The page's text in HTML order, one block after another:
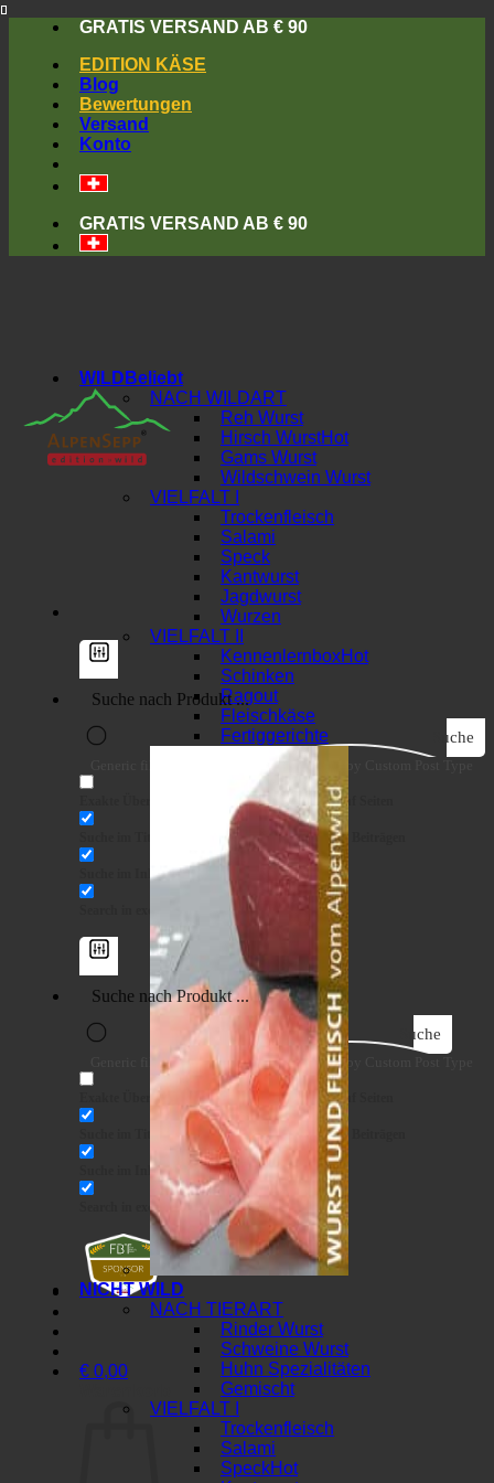
content
GRATIS VERSAND AB € 90
EDITION KÄSE
Blog
Bewertungen
Versand
Konto
GRATIS VERSAND AB € 90
Suche
Suche im Inhalt
Suche auf Seiten
Suche in Beiträgen
Suche
Generic filters
Exakte Übereinstimmung
Suche im Inhalt
Search in excerpt
Filter by Custom Post Type
Suche auf Seiten
Suche in Beiträgen
€ 0,00
WILD
NACH WILDART
Reh Wurst
Hirsch Wurst
Gams Wurst
Wildschwein Wurst
VIELFALT I
Trockenfleisch
Salami
Speck
Kantwurst
Jagdwurst
Wurzen
VIELFALT II
Kennenlernbox
Schinken
Ragout
Fleischkäse
Fertiggerichte
NICHT WILD
NACH TIERART
Rinder Wurst
Schweine Wurst
Huhn Spezialitäten
Gemischt
VIELFALT I
Trockenfleisch
Salami
Speck